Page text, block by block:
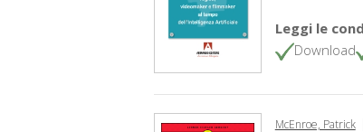
Leggi le
Download
McEnroe, Patrick